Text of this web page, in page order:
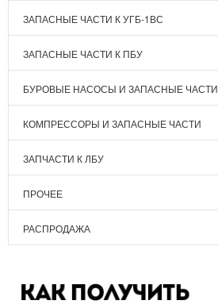
ЗАПАСНЫЕ ЧАСТИ К УГБ-1ВС
ЗАПАСНЫЕ ЧАСТИ К ПБУ
БУРОВЫЕ НАСОСЫ И ЗАПАСНЫЕ ЧАСТИ
КОМПРЕССОРЫ И ЗАПАСНЫЕ ЧАСТИ
ЗАПЧАСТИ К ЛБУ
ПРОЧЕЕ
РАСПРОДАЖА